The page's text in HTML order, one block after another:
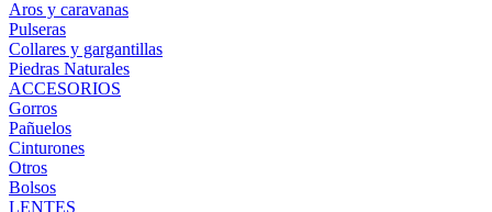
Aros y caravanas
Pulseras
Collares y gargantillas
Piedras Naturales
ACCESORIOS
Gorros
Pañuelos
Cinturones
Otros
Bolsos
LENTES